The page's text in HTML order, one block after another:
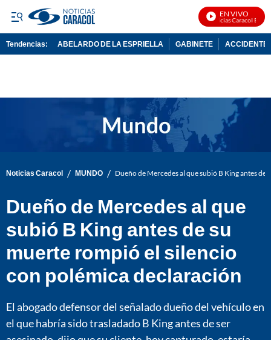
EN VIVO
Noticias Caracol En Vivo
Tendencias: ABELARDO DE LA ESPRIELLA GABINETE ACCIDENTE
Noticias Caracol / MUNDO / Dueño de Mercedes al que subió B King antes
Dueño de Mercedes al que
subió B King antes de su
muerte rompió el silencio
con polémica declaración
El abogado defensor del señalado dueño del vehículo en
el que habría sido trasladado B King antes de ser